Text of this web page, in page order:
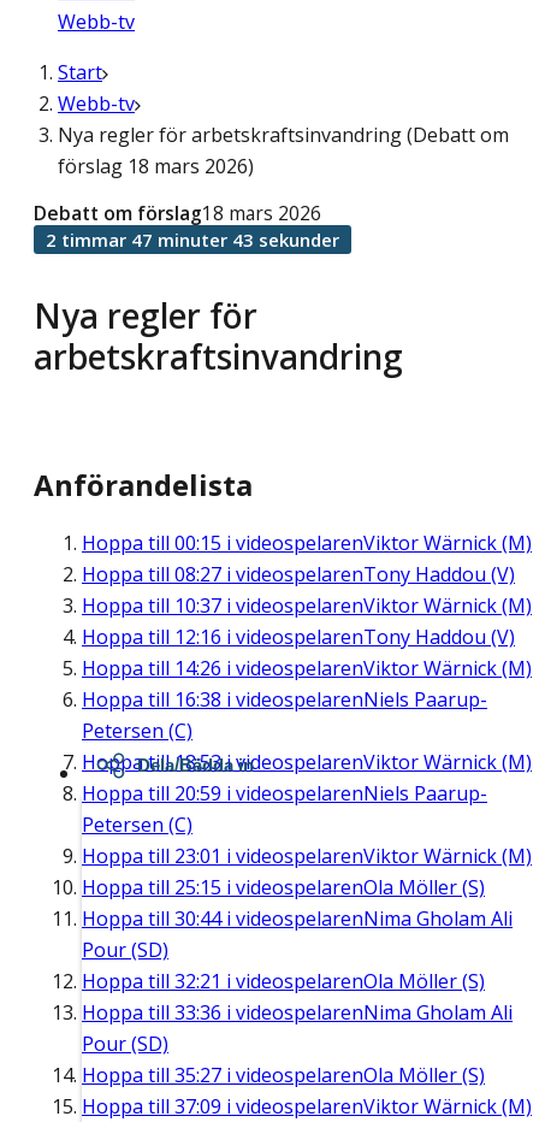
Webb-tv
Start
Webb-tv
Nya regler för arbetskraftsinvandring (Debatt om
förslag 18 mars 2026)
Nya regler för
arbetskraftsinvandring
Debatt om förslag18 mars 2026
2 timmar 47 minuter 43 sekunder
Anförandelista
Hoppa till 00:15 i videospelarenViktor Wärnick (M)
Hoppa till 08:27 i videospelarenTony Haddou (V)
Hoppa till 10:37 i videospelarenViktor Wärnick (M)
Hoppa till 12:16 i videospelarenTony Haddou (V)
Hoppa till 14:26 i videospelarenViktor Wärnick (M)
Hoppa till 16:38 i videospelarenNiels Paarup-
Petersen (C)
Hoppa till18:53i videospelarenViktor Wärnick (M)
Hoppa till 20:59 i videospelarenNiels Paarup-
Petersen (C)
Hoppa till 23:01 i videospelarenViktor Wärnick (M)
Hoppa till 25:15 i videospelarenOla Möller (S)
Hoppa till 30:44i videospelarenNima Gholam Ali
Pour (SD)
Hoppa till 32:21 i videospelarenOla Möller (S)
Hoppa till 33:36 i videospelarenNima Gholam Ali
Pour (SD)
Hoppa till 35:27 i videospelarenOla Möller (S)
Hoppa till 37:09 i videospelarenViktor Wärnick (M)
Dela/Bädda in